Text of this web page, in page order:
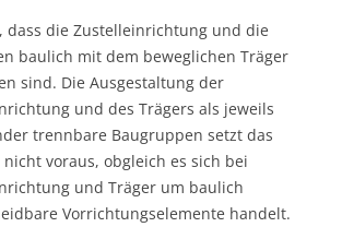
dass die Zustelleinrichtung und die
baulich mit dem beweglichen Träger
sind. Die Ausgestaltung der
und des Trägers als jeweils
trennbare Baugruppen setzt das
voraus, obgleich es sich bei
und Träger um baulich
Vorrichtungselemente handelt.